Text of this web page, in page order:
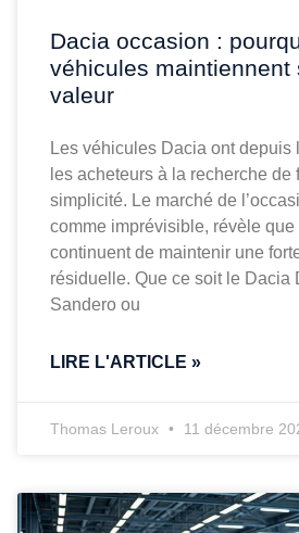
Dacia occasion :
véhicules maintiennent
valeur
Les véhicules Dacia ont depuis
les acheteurs à la recherche de
simplicité. Le marché de
comme imprévisible, révèle que
continuent de maintenir une
résiduelle. Que ce soit le Dacia
Sandero ou
LIRE L'ARTICLE »
Thomas Leroux 11 décembre